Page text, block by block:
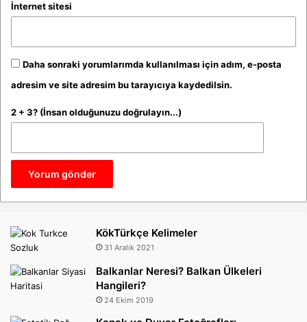
İnternet sitesi
Daha sonraki yorumlarımda kullanılması için adım, e-posta
adresim ve site adresim bu tarayıcıya kaydedilsin.
2 + 3? (İnsan olduğunuzu doğrulayın...)
KökTürkçe Kelimeler
31 Aralık 2021
Balkanlar Neresi? Balkan Ülkeleri
Hangileri?
24 Ekim 2019